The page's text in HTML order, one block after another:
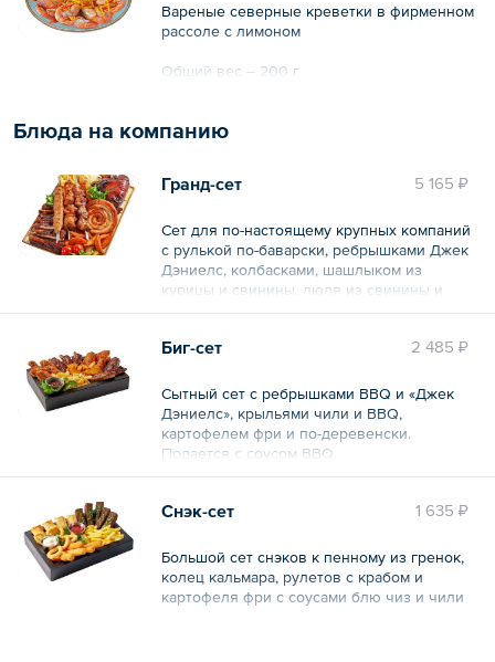
Вареные северные креветки в фирменном
рассоле с лимоном
Общий вес – 200 г
Блюда на компанию
5 165 ₽
Гранд-сет
Сет для по-настоящему крупных компаний
с рулькой по-баварски, ребрышками Джек
Дэниелс, колбасками, шашлыком из
курицы и свинины, люля из свинины и
курицы. Подается с гарнирным сетом из
картофельного пюре, маринованных
Общий вес – 2.4 кг
2 485 ₽
Биг-сет
Сытный сет с ребрышками BBQ и «Джек
Дэниелс», крыльями чили и BBQ,
картофелем фри и по-деревенски.
Подается с соусом BBQ
1 635 ₽
Снэк-сет
Большой сет снэков к пенному из гренок,
колец кальмара, рулетов с крабом и
картофеля фри с соусами блю чиз и чили